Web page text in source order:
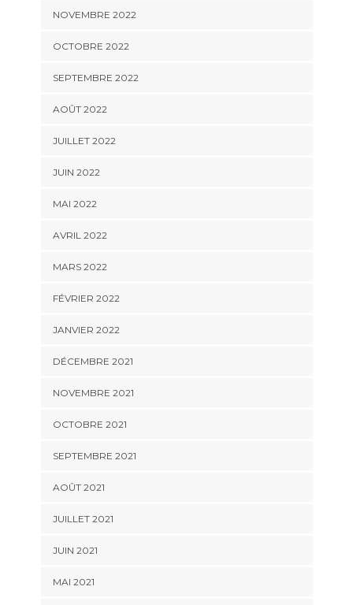
NOVEMBRE 2022
OCTOBRE 2022
SEPTEMBRE 2022
AOÛT 2022
JUILLET 2022
JUIN 2022
MAI 2022
AVRIL 2022
MARS 2022
FÉVRIER 2022
JANVIER 2022
DÉCEMBRE 2021
NOVEMBRE 2021
OCTOBRE 2021
SEPTEMBRE 2021
AOÛT 2021
JUILLET 2021
JUIN 2021
MAI 2021